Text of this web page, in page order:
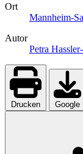
Ort
Mannheim-
Autor
Petra
Drucken Google